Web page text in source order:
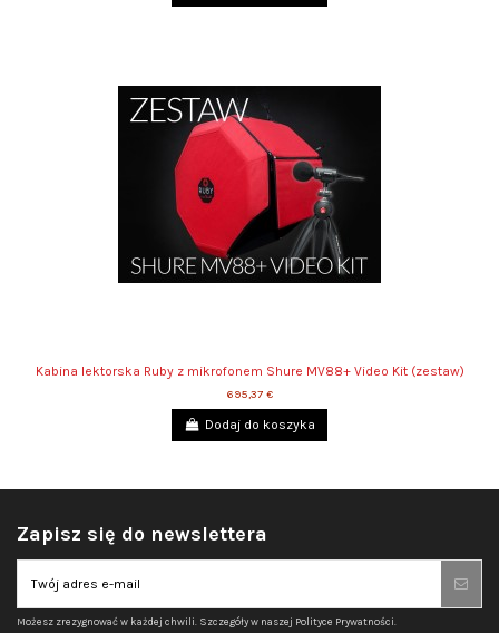
Kabina lektorska Ruby z mikrofonem Shure MV88+ Video Kit (zestaw)
695,37 €
Dodaj do koszyka
Zapisz się do newslettera
Możesz zrezygnować w każdej chwili. Szczegóły w naszej Polityce Prywatności.